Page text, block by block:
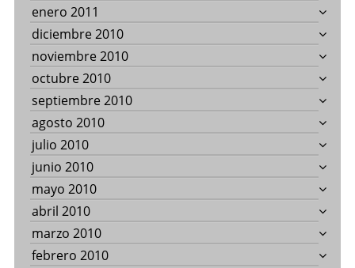
enero 2011
diciembre 2010
noviembre 2010
octubre 2010
septiembre 2010
agosto 2010
julio 2010
junio 2010
mayo 2010
abril 2010
marzo 2010
febrero 2010